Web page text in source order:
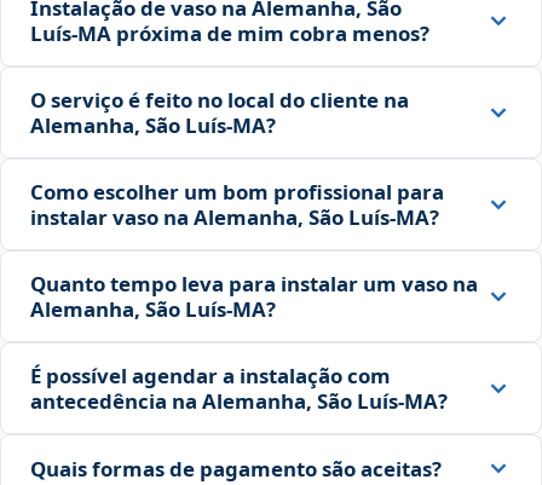
Instalação de vaso na Alemanha, São
Luís‑MA próxima de mim cobra menos?
O serviço é feito no local do cliente na
Alemanha, São Luís‑MA?
Como escolher um bom profissional para
instalar vaso na Alemanha, São Luís‑MA?
Quanto tempo leva para instalar um vaso na
Alemanha, São Luís‑MA?
É possível agendar a instalação com
antecedência na Alemanha, São Luís‑MA?
Quais formas de pagamento são aceitas?